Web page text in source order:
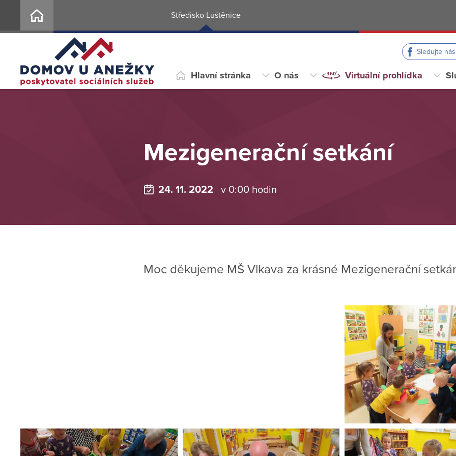
Středisko Luštěnice
Sledujte
Hlavní stránka O nás Virtuální prohlídka
Mezigenerační setkání
24. 11. 2022 v 0:00 hodin
Moc děkujeme MŠ Vlkava za krásné Mezigenerační